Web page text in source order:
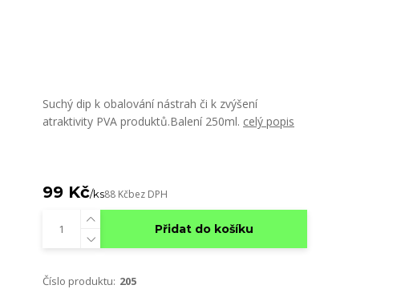
Suchý dip k obalování nástrah či k zvýšení
atraktivity PVA produktů.Balení 250ml. celý popis
99 Kč/ks88 Kčbez DPH
Přidat do košíku
Číslo produktu: 205